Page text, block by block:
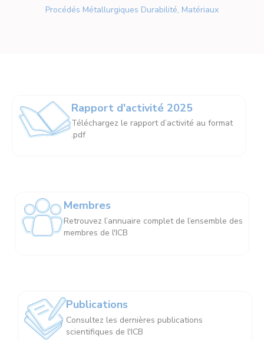
Procédés Métallurgiques Durabilité, Matériaux
Rapport d'activité 2025
Téléchargez le rapport d’activité au format
.pdf
Membres
Retrouvez l’annuaire complet de l’ensemble des
membres de l'ICB
Publications
Consultez les dernières publications
scientifiques de l'ICB